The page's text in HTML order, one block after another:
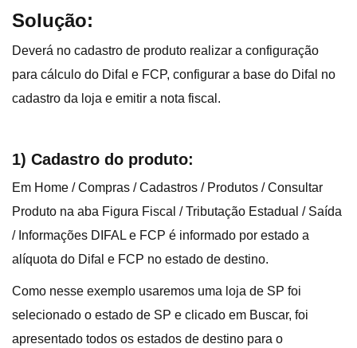
Solução:
Deverá no cadastro de produto realizar a configuração
para cálculo do Difal e FCP, configurar a base do Difal no
cadastro da loja e emitir a nota fiscal.
1) Cadastro do produto:
Em Home / Compras / Cadastros / Produtos / Consultar
Produto na aba Figura Fiscal / Tributação Estadual / Saída
/ Informações DIFAL e FCP é informado por estado a
alíquota do Difal e FCP no estado de destino.
Como nesse exemplo usaremos uma loja de SP foi
selecionado o estado de SP e clicado em Buscar, foi
apresentado todos os estados de destino para o